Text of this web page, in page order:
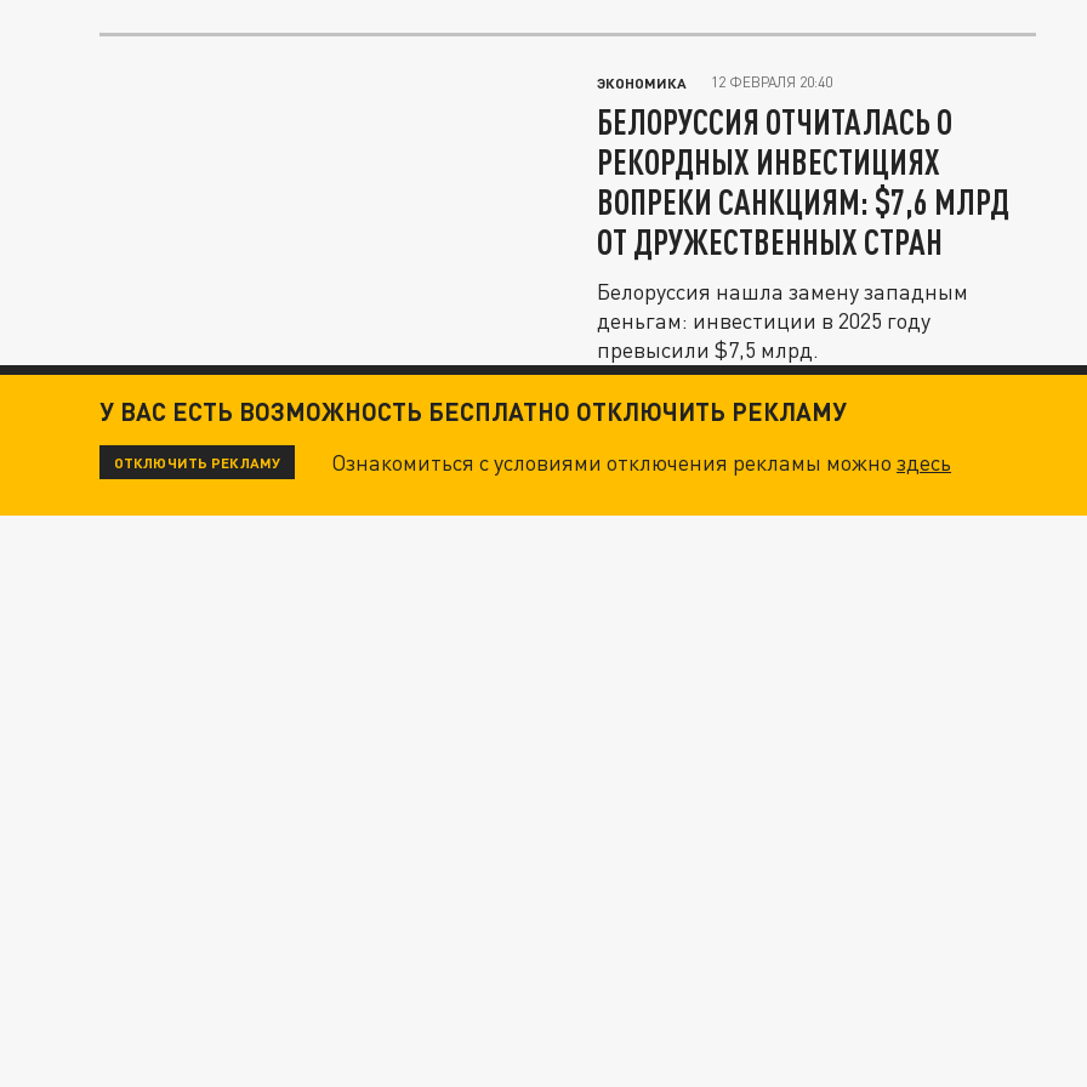
ЭКОНОМИКА 12 ФЕВРАЛЯ 20:40
БЕЛОРУССИЯ ОТЧИТАЛАСЬ О
РЕКОРДНЫХ ИНВЕСТИЦИЯХ
ВОПРЕКИ САНКЦИЯМ: $7,6 МЛРД
ОТ ДРУЖЕСТВЕННЫХ СТРАН
Белоруссия нашла замену западным
деньгам: инвестиции в 2025 году
превысили $7,5 млрд.
У ВАС ЕСТЬ ВОЗМОЖНОСТЬ БЕСПЛАТНО ОТКЛЮЧИТЬ РЕКЛАМУ
ОТКЛЮЧИТЬ РЕКЛАМУ Ознакомиться с условиями отключения рекламы можноздесь